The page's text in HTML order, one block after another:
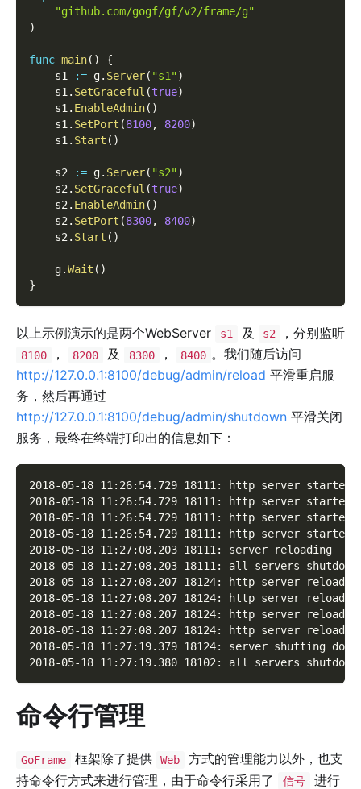
"github.com/gogf/gf/v2/frame/g"
)
func main( )
{
    s1
:= g. Server( "s1")
    s1
. SetGraceful (true)
    s1
. EnableAdmin( )
    s1
. SetPort (8100, 8200)
    s1
. Start ( )
    s2
:= g. Server( "s2")
    s2
. SetGraceful (true)
    s2
. EnableAdmin( )
    s2
. SetPort (8300, 8400)
    s2
. Start ( )
    g
.Wait ( )
}
以上示例演示的是两个WebServer s1 及 s2 ，分别监听
8100 ， 8200 及 8300 ， 8400 。我们随后访问
http://127.0.0.1:8100/debug/admin/reload 平滑重启服
务，然后再通过
http://127.0.0.1:8100/debug/admin/shutdown 平滑关闭
服务，最终在终端打印出的信息如下：
2018-05-18 11:26:54.729 18111: http server
2018-05-18 11:26:54.729 18111: http server
2018-05-18 11:26:54.729 18111: http server
2018-05-18 11:26:54.729 18111: http server
2018-05-18 11:27:08.203 18111: server reloading
2018-05-18 11:27:08.203 18111: all servers shutdown
2018-05-18 11:27:08.207 18124: http server
2018-05-18 11:27:08.207 18124: http server
2018-05-18 11:27:08.207 18124: http server
2018-05-18 11:27:08.207 18124: http server
2018-05-18 11:27:19.379 18124: server shutting down
2018-05-18 11:27:19.380 18102: all servers shutdown
命令行管理
GoFrame 框架除了提供 Web
方式的管理能力以外，也支
持命令行方式来进行管理，由于命令行采用了
信号
进行